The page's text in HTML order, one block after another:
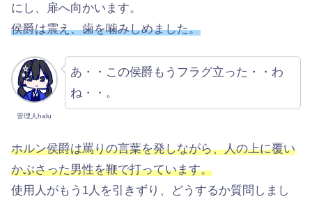
にし、扉へ向かいます。
侯爵は震え、歯を噛みしめました。
管理人halu
あ・・この侯爵もうフラグ立った・・わ
ね・・。
ホルン侯爵は罵りの言葉を発しながら、人の上に覆い
かぶさった男性を鞭で打っています。
使用人がもう1人を引きずり、どうするか質問しまし